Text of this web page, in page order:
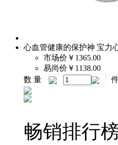
心血管健康的保护神 宝力
市场价 ￥1365.00
易尚价 ￥1138.00
数 量
畅销排行